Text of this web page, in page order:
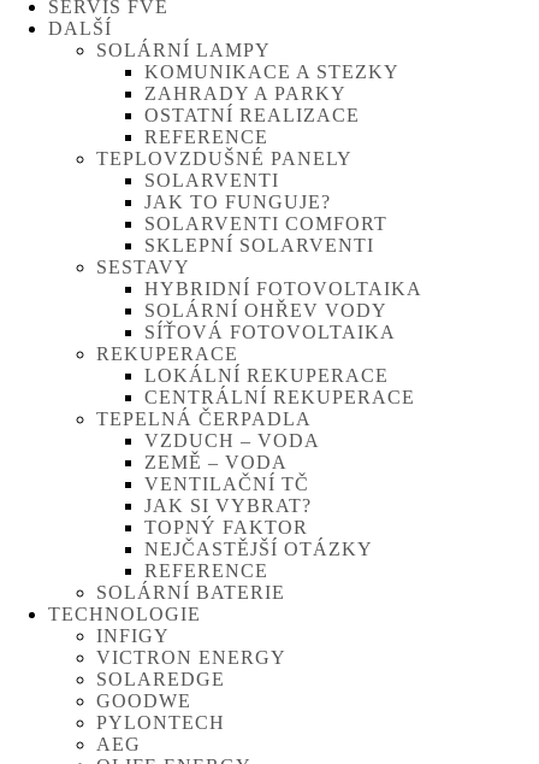
SERVIS FVE
DALŠÍ
SOLÁRNÍ LAMPY
KOMUNIKACE A STEZKY
ZAHRADY A PARKY
OSTATNÍ REALIZACE
REFERENCE
TEPLOVZDUŠNÉ PANELY
SOLARVENTI
JAK TO FUNGUJE?
SOLARVENTI COMFORT
SKLEPNÍ SOLARVENTI
SESTAVY
HYBRIDNÍ FOTOVOLTAIKA
SOLÁRNÍ OHŘEV VODY
SÍŤOVÁ FOTOVOLTAIKA
REKUPERACE
LOKÁLNÍ REKUPERACE
CENTRÁLNÍ REKUPERACE
TEPELNÁ ČERPADLA
VZDUCH – VODA
ZEMĚ – VODA
VENTILAČNÍ TČ
JAK SI VYBRAT?
TOPNÝ FAKTOR
NEJČASTĚJŠÍ OTÁZKY
REFERENCE
SOLÁRNÍ BATERIE
TECHNOLOGIE
INFIGY
VICTRON ENERGY
SOLAREDGE
GOODWE
PYLONTECH
AEG